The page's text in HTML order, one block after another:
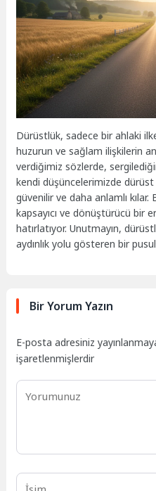
Dürüstlük, sadece bir ahlaki
huzurun ve sağlam ilişkilerin
verdiğimiz sözlerde,
kendi düşüncelerimizde
güvenilir ve daha anlamlı
kapsayıcı ve dönüştürücü bir
hatırlatıyor. Unutmayın,
aydınlık yolu gösteren bir
Bir Yorum Yazın
E-posta adresiniz
işaretlenmişlerdir